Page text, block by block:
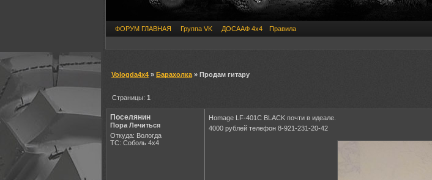
ФОРУМ ГЛАВНАЯ Группа VK ДОСААФ 4х4 Правила
Vologda4x4 » Барахолка » Продам гитару
Страницы:1
Поселянин
Пора Лечиться
Откуда: Вологда
ТС: Соболь 4х4
Homage LF-401C BLACK почти в идеале.
4000 рублей телефон 8-921-231-20-42